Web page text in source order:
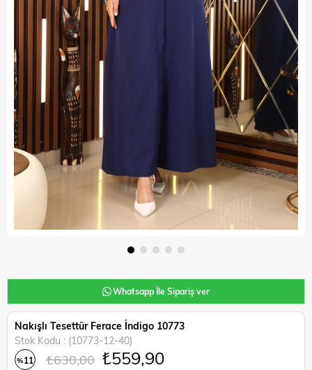
Whatsapp İle Sipariş ver
Nakışlı Tesettür Ferace İndigo 10773
Stok Kodu
(10773-12-40)
%11 ₺630,00 ₺559,90